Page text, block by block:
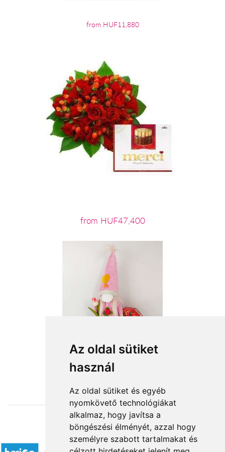
Az oldal sütiket
használ
Az oldal sütiket és egyéb
nyomkövető technológiákat
alkalmaz, hogy javítsa a
böngészési élményét, azzal hogy
személyre szabott tartalmakat és
from HUF11,880
from HUF47,400
from HUF13,200
Accepted payment methods